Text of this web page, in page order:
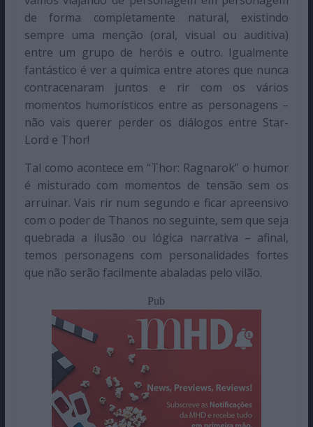
de forma completamente natural, existindo
sempre uma menção (oral, visual ou auditiva)
entre um grupo de heróis e outro. Igualmente
fantástico é ver a química entre atores que nunca
contracenaram juntos e rir com os vários
momentos humorísticos entre as personagens –
não vais querer perder os diálogos entre Star-
Lord e Thor!
Tal como acontece em “Thor: Ragnarok” o humor
é misturado com momentos de tensão sem os
arruinar. Vais rir num segundo e ficar apreensivo
com o poder de Thanos no seguinte, sem que seja
quebrada a ilusão ou lógica narrativa – afinal,
temos personagens com personalidades fortes
que não serão facilmente abaladas pelo vilão.
Pub